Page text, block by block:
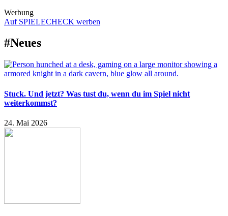
Werbung
Auf SPIELECHECK werben
#Neues
Stuck. Und jetzt? Was tust du, wenn du im Spiel nicht
weiterkommst?
24. Mai 2026